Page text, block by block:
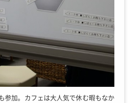
参加。カフェは大人気で休む暇もなか